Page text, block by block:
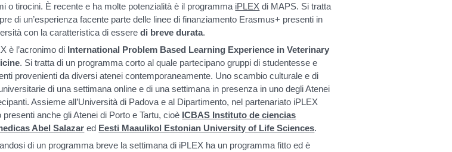
o tirocini. È recente e ha molte potenzialità è il programma iPLEX di MAPS. Si tratta
di un’esperienza facente parte delle linee di finanziamento Erasmus+ presenti in
con la caratteristica di esseredi breve durata.
è l’acronimo di International Problem Based Learning Experience in Veterinary
. Si tratta di un programma corto al quale partecipano gruppi di studentesse e
provenienti da diversi atenei contemporaneamente. Uno scambio culturale e di
di una settimana online e di una settimana in presenza in uno degli Atenei
Assieme all’Università di Padova e al Dipartimento, nel partenariato iPLEX
presenti anche gli Atenei di Porto e Tartu, cioè ICBAS Instituto de ciencias
Abel Salazar ed Eesti Maaulikol Estonian University of Life Sciences.
di un programma breve la settimana di iPLEX ha un programma fitto ed è